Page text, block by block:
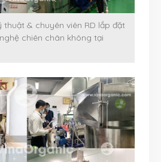
thuật & chuyên viên RD lắp đặt
chiên chân không tại